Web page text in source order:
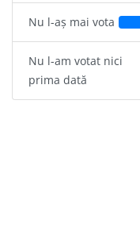
Nu l-aș mai vota
Nu l-am votat nici
prima dată